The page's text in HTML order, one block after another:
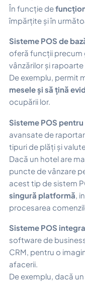
În funcție de
împărțite și în
Sisteme POS de
oferă funcții precum
vânzărilor și rapoarte
De exemplu, permit
mesele și să țină
ocupării lor.
Sisteme POS
avansate de
tipuri de plăți și
Dacă un hotel are
puncte de vânzare
acest tip de sistem
singură platformă ,
procesarea
Sisteme POS
software de
CRM, pentru o
afacerii.
De exemplu, dacă